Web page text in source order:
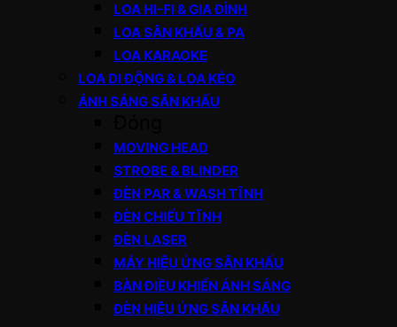
LOA HI-FI & GIA ĐÌNH
LOA SÂN KHẤU & PA
LOA KARAOKE
LOA DI ĐỘNG & LOA KÉO
ÁNH SÁNG SÂN KHẤU
MOVING HEAD
STROBE & BLINDER
ĐÈN PAR & WASH TĨNH
ĐÈN CHIẾU TĨNH
ĐÈN LASER
MÁY HIỆU ỨNG SÂN KHẤU
BÀN ĐIỀU KHIỂN ÁNH SÁNG
ĐÈN HIỆU ỨNG SÂN KHẤU